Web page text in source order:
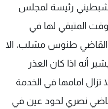
شبطيني رئيسة لمجلس
المتبقي لها في
القاضي طنوس مشلب، الا
أنه اذا كان العذر
تزال امامها في الخدمة
نصري لحود عين في